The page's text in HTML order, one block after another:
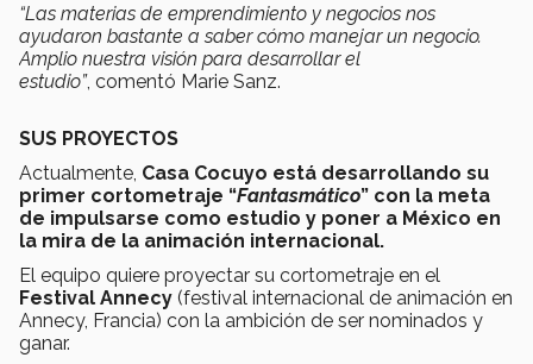
“Las materias de emprendimiento y negocios nos
ayudaron bastante a saber cómo manejar un negocio.
Amplio nuestra visión para desarrollar el
estudio”, comentó Marie Sanz.
SUS PROYECTOS
Actualmente, Casa Cocuyo está desarrollando su
primer cortometraje “Fantasmático” con la meta
de impulsarse como estudio y poner a México en
la mira de la animación internacional.
El equipo quiere proyectar su cortometraje en el
Festival Annecy (festival internacional de animación en
Annecy, Francia) con la ambición de ser nominados y
ganar.